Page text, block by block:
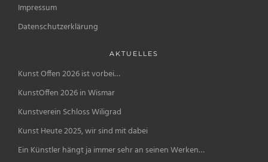
Impressum
Datenschutzerklärung
AKTUELLES
Kunst Offen 2026 ist vorbei…
KunstOffen 2026 in Wismar
Kunstverein Schloss Wiligrad
Kunst Heute 2025, wir sind mit dabei
Ein Künstler hängt ja immer sehr an seinen Werken…